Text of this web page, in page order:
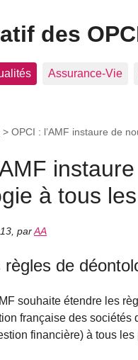
des
Assurance-Vie
> OPCI : l’AMF instaure de
à tous
parAA
de
souhaite étendre les
française des
financière) à tous